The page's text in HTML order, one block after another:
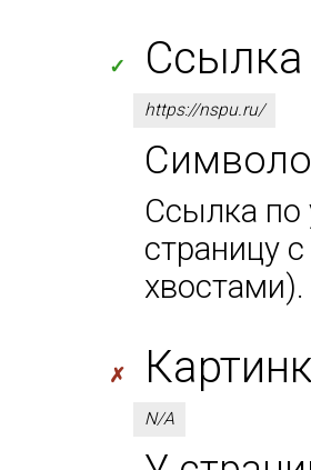
✓ Ссылка
https://nspu.ru/
Ссылка по
страницу
хвостами).
✗
N/A